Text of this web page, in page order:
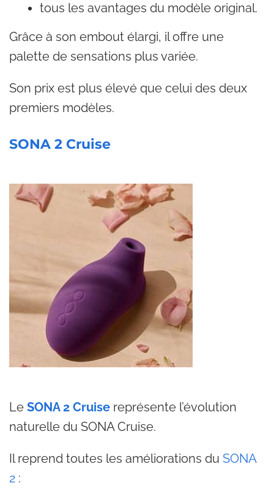
tous les avantages du modèle original.
Grâce à son embout élargi, il offre une
palette de sensations plus variée.
Son prix est plus élevé que celui des deux
premiers modèles.
SONA 2 Cruise
Le SONA 2 Cruise représente l’évolution
naturelle du SONA Cruise.
Il reprend toutes les améliorations du SONA
2 :